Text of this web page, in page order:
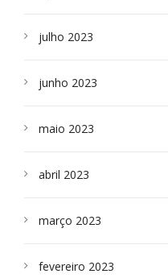
julho 2023
junho 2023
maio 2023
abril 2023
março 2023
fevereiro 2023